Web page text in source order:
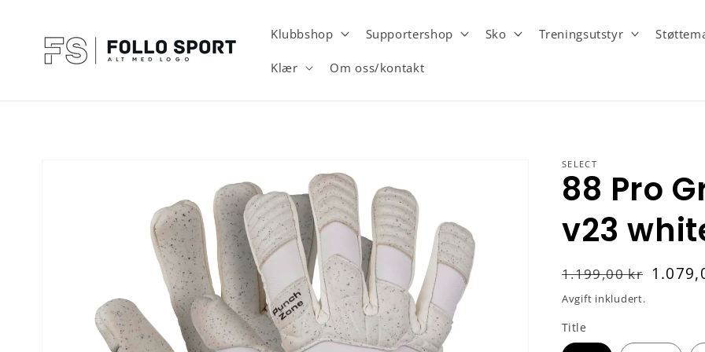
Klubbshop Supportershop Sko Treningsutstyr
Klær Om oss/kontakt
SELECT
88 Pro
v23
Vanlig
pris
1.199,00 kr
Salgspris
Avgift inkludert.
Title